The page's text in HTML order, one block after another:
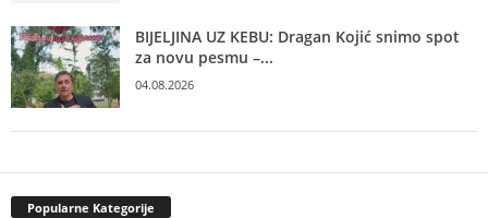
BIJELJINA UZ KEBU: Dragan Kojić snimo spot
za novu pesmu –...
04.08.2026
Popularne Kategorije